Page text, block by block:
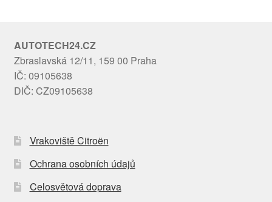
AUTOTECH24.CZ
Zbraslavská 12/11, 159 00 Praha
IČ: 09105638
DIČ: CZ09105638
Vrakoviště Citroën
Ochrana osobních údajů
Celosvětová doprava